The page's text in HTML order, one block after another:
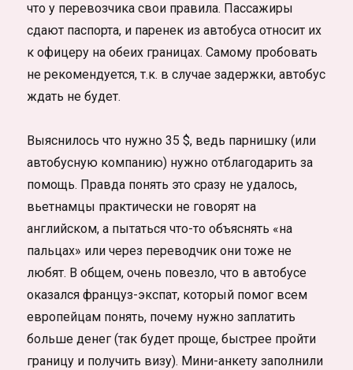
что у перевозчика свои правила. Пассажиры
сдают паспорта, и паренек из автобуса относит их
к офицеру на обеих границах. Самому пробовать
не рекомендуется, т.к. в случае задержки, автобус
ждать не будет.
Выяснилось что нужно 35 $, ведь парнишку (или
автобусную компанию) нужно отблагодарить за
помощь. Правда понять это сразу не удалось,
вьетнамцы практически не говорят на
английском, а пытаться что-то объяснять «на
пальцах» или через переводчик они тоже не
любят. В общем, очень повезло, что в автобусе
оказался француз-экспат, который помог всем
европейцам понять, почему нужно заплатить
больше денег (так будет проще, быстрее пройти
границу и получить визу). Мини-анкету заполнили